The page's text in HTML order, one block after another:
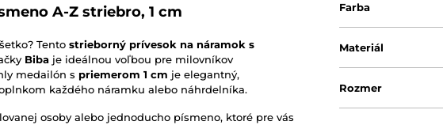
A-Z striebro, 1 cm
Tento strieborný prívesok na náramok s
Biba je ideálnou voľbou pre milovníkov
medailón s priemerom 1 cm je elegantný,
každého náramku alebo náhrdelníka.
osoby alebo jednoducho písmeno, ktoré pre vás
Farba
Materiál
Rozmer